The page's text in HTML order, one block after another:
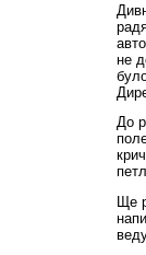
не
До
Ще